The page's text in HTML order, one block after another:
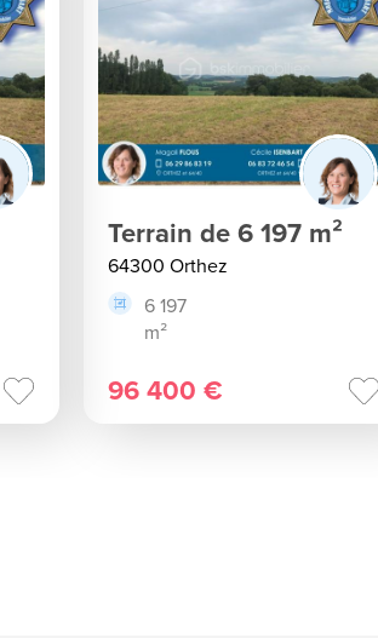
Terrain de 6 197 m²
64300 Orthez
6 197
m²
96 400 €